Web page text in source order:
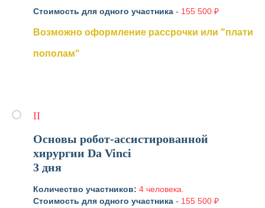
Стоимость для одного участника - 155 500 ₽
Возможно оформление рассрочки или "плати
пополам"
II
Основы робот-ассистированной
хирургии Da Vinci
3 дня
Количество участников: 4 человека.
Стоимость для одного участника - 155 500 ₽